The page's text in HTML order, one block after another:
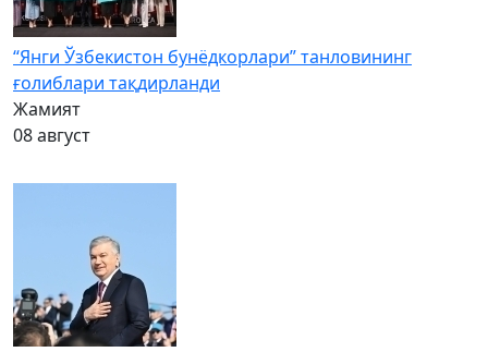
“Янги Ўзбекистон бунёдкорлари” танловининг
ғолиблари тақдирланди
Жамият
08 август